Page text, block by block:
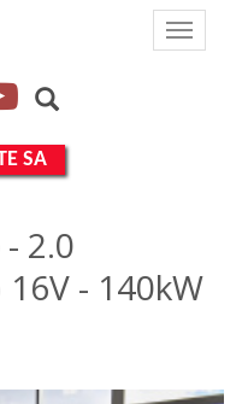
Toggle
YouTube
SA
2.0
- 140kW